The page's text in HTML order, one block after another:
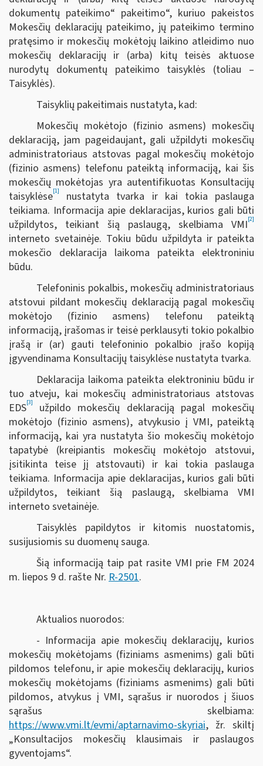
dokumentų pateikimo“ pakeitimo“, kuriuo pakeistos
Mokesčių deklaracijų pateikimo, jų pateikimo termino
pratęsimo ir mokesčių mokėtojų laikino atleidimo nuo
mokesčių deklaracijų ir (arba) kitų teisės aktuose
nurodytų dokumentų pateikimo taisyklės (toliau –
Taisyklės).
Taisyklių pakeitimais nustatyta, kad:
Mokesčių mokėtojo (fizinio asmens) mokesčių
deklaraciją, jam pageidaujant, gali užpildyti mokesčių
administratoriaus atstovas pagal mokesčių mokėtojo
(fizinio asmens) telefonu pateiktą informaciją, kai šis
mokesčių mokėtojas yra autentifikuotas Konsultacijų
taisyklėse[1]
nustatyta tvarka ir kai tokia paslauga
teikiama. Informacija apie deklaracijas, kurios gali būti
užpildytos, teikiant šią paslaugą, skelbiama VMI[2]
interneto svetainėje. Tokiu būdu užpildyta ir pateikta
mokesčio deklaracija laikoma pateikta elektroniniu
būdu.
Telefoninis pokalbis, mokesčių administratoriaus
atstovui pildant mokesčių deklaraciją pagal mokesčių
mokėtojo (fizinio asmens) telefonu pateiktą
informaciją, įrašomas ir teisė perklausyti tokio pokalbio
įrašą ir (ar) gauti telefoninio pokalbio įrašo kopiją
įgyvendinama Konsultacijų taisyklėse nustatyta tvarka.
Deklaracija laikoma pateikta elektroniniu būdu ir
tuo atveju, kai mokesčių administratoriaus atstovas
EDS[3]
užpildo mokesčių deklaraciją pagal mokesčių
mokėtojo (fizinio asmens), atvykusio į VMI, pateiktą
informaciją, kai yra nustatyta šio mokesčių mokėtojo
tapatybė (kreipiantis mokesčių mokėtojo atstovui,
įsitikinta teise jį atstovauti) ir kai tokia paslauga
teikiama. Informacija apie deklaracijas, kurios gali būti
užpildytos, teikiant šią paslaugą, skelbiama VMI
interneto svetainėje.
Taisyklės papildytos ir kitomis nuostatomis,
susijusiomis su duomenų sauga.
Šią informaciją taip pat rasite VMI prie FM 2024
m. liepos 9 d. rašte Nr. R-2501.
Aktualios nuorodos:
- Informacija apie mokesčių deklaracijų, kurios
mokesčių mokėtojams (fiziniams asmenims) gali būti
pildomos telefonu, ir apie mokesčių deklaracijų, kurios
mokesčių mokėtojams (fiziniams asmenims) gali būti
pildomos, atvykus į VMI, sąrašus ir nuorodos į šiuos
sąrašus skelbiama:
https://www.vmi.lt/evmi/aptarnavimo-skyriai, žr. skiltį
„Konsultacijos mokesčių klausimais ir paslaugos
gyventojams“.